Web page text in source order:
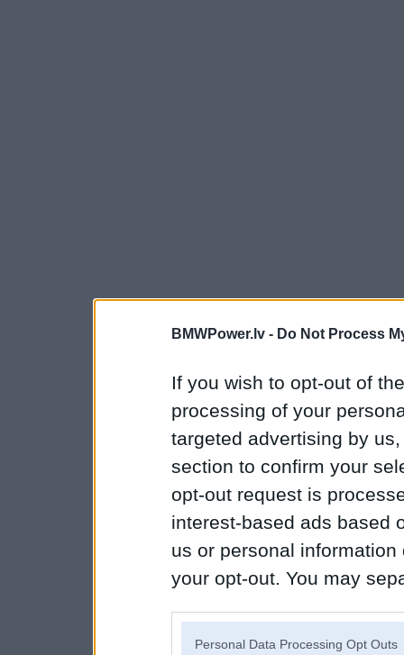
BMWPower.lv - Do Not Process
If you wish to opt-out of
processing of your
targeted advertising by
section to confirm your
opt-out request is
interest-based ads based
us or personal
your opt-out. You may
Personal Data Processing Opt Outs